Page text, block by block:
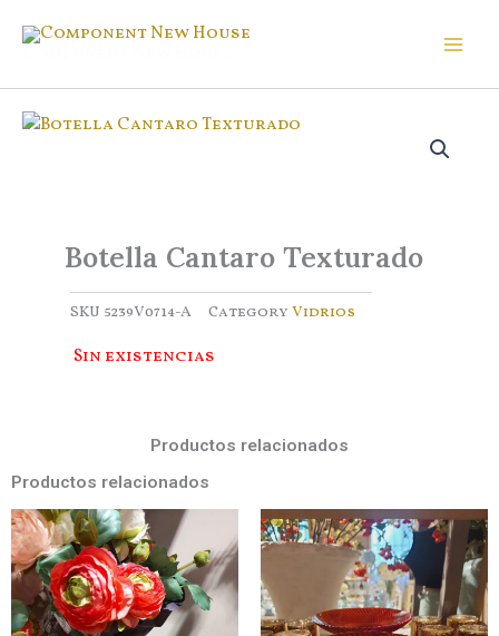
Botella Cantaro Texturado
SKU 5239V0714-A Category Vidrios
Sin existencias
Productos relacionados
Productos relacionados